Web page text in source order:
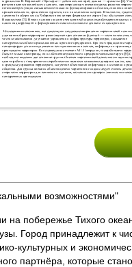
возможностями"
на побережье Тихого
Город принадлежит к
культурных и
партнёра, которые